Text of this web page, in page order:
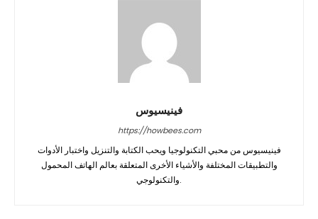
فينيسيوس
https://howbees.com
فينيسيوس من محبي التكنولوجيا ويحب الكتابة والتنزيل واختبار الأدوات
والتطبيقات المختلفة والأشياء الأخرى المتعلقة بعالم الهاتف المحمول
والتكنولوجي.